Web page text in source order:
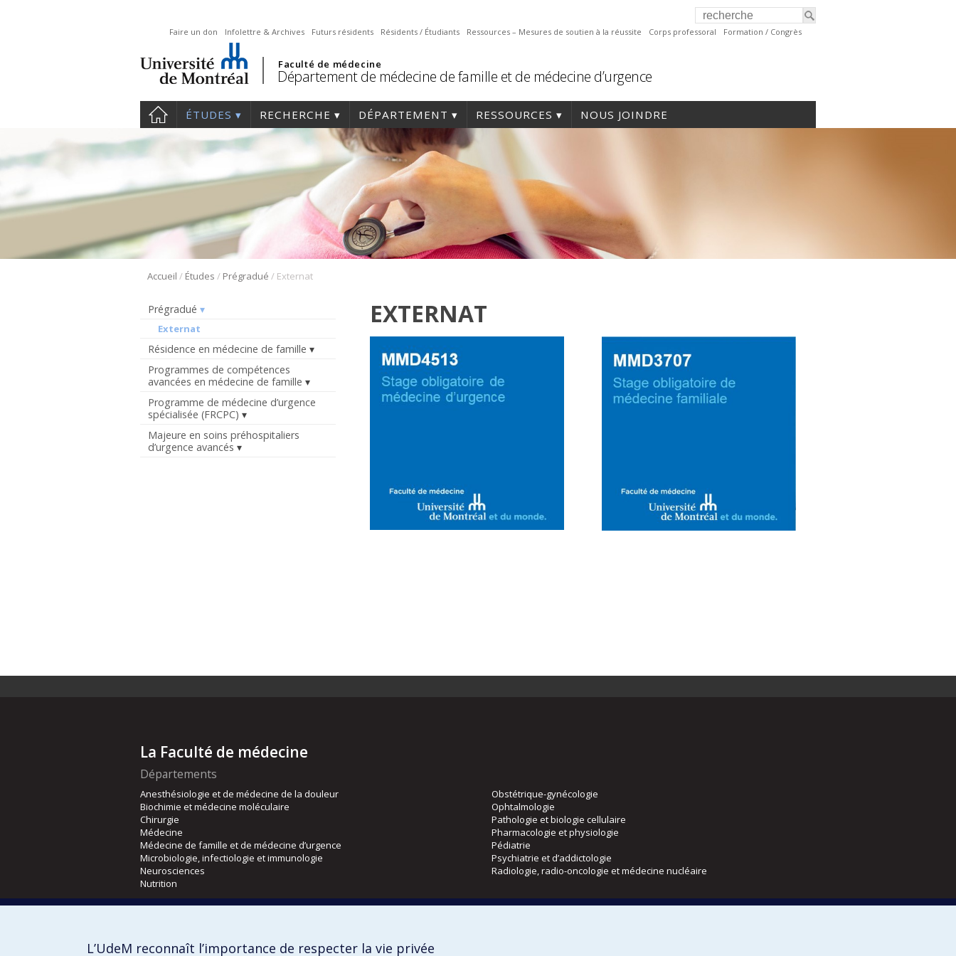
Faire un don Infolettre & Archives Futurs résidents Résidents / Étudiants Ressources – Mesures de soutien à la réussite Corps professoral Formation / Congrès
Faculté de médecine
Département de médecine de famille et de médecine d’urgence
ÉTUDES RECHERCHE DÉPARTEMENT RESSOURCES NOUS JOINDRE
Accueil / Études / Prégradué / Externat
Prégradué
Externat
Résidence en médecine de famille
Programmes de compétences
avancées en médecine de famille
Programme de médecine d’urgence
spécialisée (FRCPC)
Majeure en soins préhospitaliers
d’urgence avancés
EXTERNAT
La Faculté de médecine
Départements
Anesthésiologie et de médecine de la douleur
Biochimie et médecine moléculaire
Chirurgie
Médecine
Médecine de famille et de médecine d’urgence
Microbiologie, infectiologie et immunologie
Neurosciences
Nutrition
Obstétrique-gynécologie
Ophtalmologie
Pathologie et biologie cellulaire
Pharmacologie et physiologie
Pédiatrie
Psychiatrie et d’addictologie
Radiologie, radio-oncologie et médecine nucléaire
Orthophonie et audiologie
L’UdeM reconnaît l’importance de respecter la vie privée